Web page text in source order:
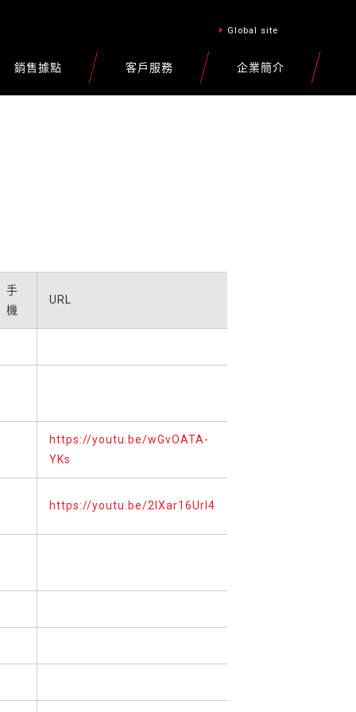
Global site
銷售據點 客戶服務 企業簡介
手
機
URL
https://youtu.be/wGvOATA-
YKs
https://youtu.be/2lXar16UrI4